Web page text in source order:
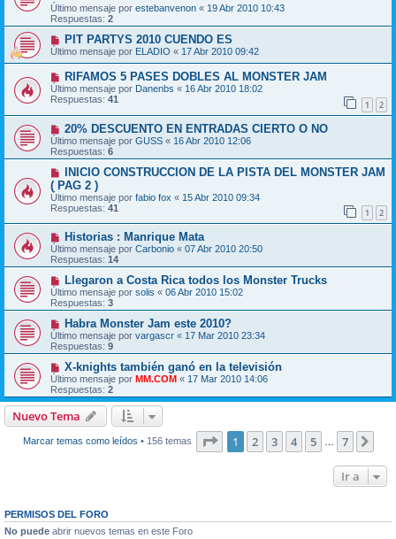
Último mensaje por estebanvenon « 19 Abr 2010 10:43
Respuestas: 2
PIT PARTYS 2010 CUENDO ES
Último mensaje por ELADIO « 17 Abr 2010 09:42
RIFAMOS 5 PASES DOBLES AL MONSTER JAM
Último mensaje por Danenbs « 16 Abr 2010 18:02
Respuestas: 41 1 2
20% DESCUENTO EN ENTRADAS CIERTO O NO
Último mensaje por GUSS « 16 Abr 2010 12:06
Respuestas: 6
INICIO CONSTRUCCION DE LA PISTA DEL MONSTER JAM
( PAG 2 )
Último mensaje por fabio fox « 15 Abr 2010 09:34
Respuestas: 41 1 2
Historias : Manrique Mata
Último mensaje por Carbonio « 07 Abr 2010 20:50
Respuestas: 14
Llegaron a Costa Rica todos los Monster Trucks
Último mensaje por solis « 06 Abr 2010 15:02
Respuestas: 3
Habra Monster Jam este 2010?
Último mensaje por vargascr « 17 Mar 2010 23:34
Respuestas: 9
X-knights también ganó en la televisión
Último mensaje por MM.COM « 17 Mar 2010 14:06
Respuestas: 2
Nuevo Tema
Marcar temas como leídos • 156 temas Página de
1 2 3 4 5 … 7
Ir a
PERMISOS DEL FORO
No puede abrir nuevos temas en este Foro